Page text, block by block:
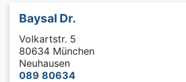
Baysal Dr.
Volkartstr. 5
80634 München
Neuhausen
089 80634